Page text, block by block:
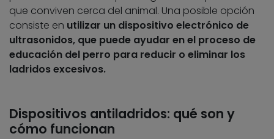
que conviven cerca del animal. Una posible opción
consiste en utilizar un dispositivo electrónico de
ultrasonidos, que puede ayudar en el proceso de
educación del perro para reducir o eliminar los
ladridos excesivos.
Dispositivos antiladridos: qué son y
cómo funcionan